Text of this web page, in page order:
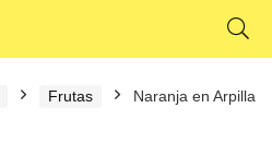
Frutas
Naranja en Arpilla